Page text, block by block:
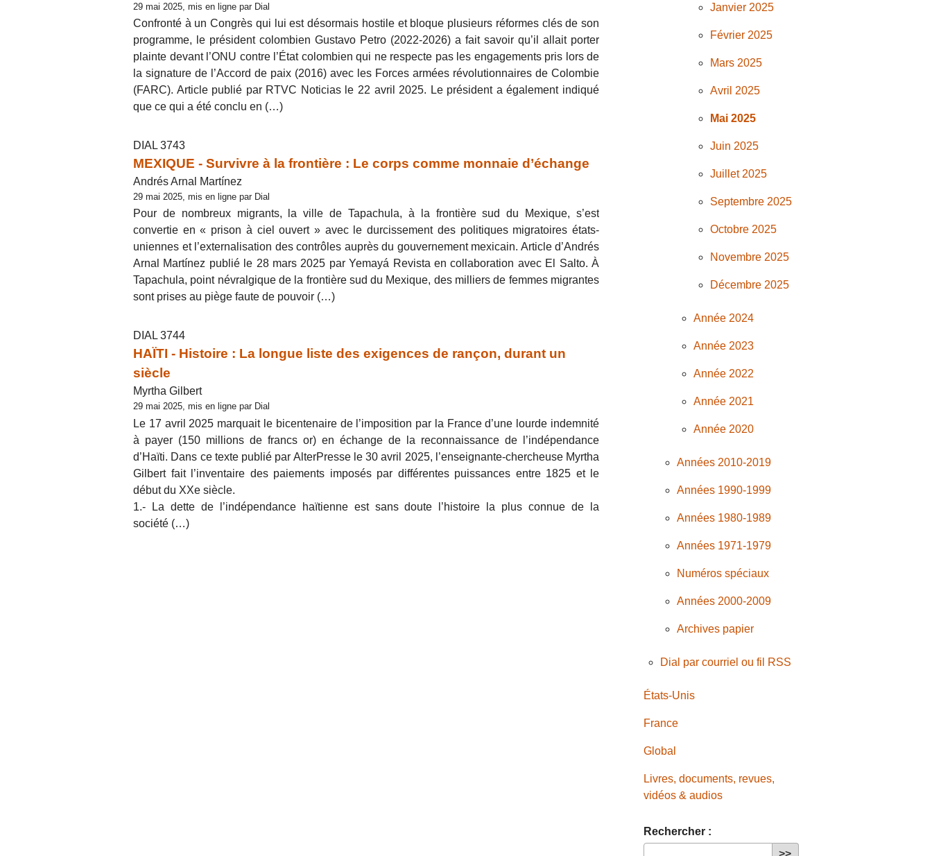
29 mai 2025, mis en ligne par Dial
Confronté à un Congrès qui lui est désormais hostile et bloque plusieurs réformes clés de son
programme, le président colombien Gustavo Petro (2022-2026) a fait savoir qu’il allait porter
plainte devant l’ONU contre l’État colombien qui ne respecte pas les engagements pris lors de
la signature de l’Accord de paix (2016) avec les Forces armées révolutionnaires de Colombie
(FARC). Article publié par RTVC Noticias le 22 avril 2025. Le président a également indiqué
que ce qui a été conclu en (…)
DIAL 3743
MEXIQUE - Survivre à la frontière : Le corps comme monnaie d’échange
Andrés Arnal Martínez
29 mai 2025, mis en ligne par Dial
Pour de nombreux migrants, la ville de Tapachula, à la frontière sud du Mexique, s’est
convertie en « prison à ciel ouvert » avec le durcissement des politiques migratoires états-
uniennes et l’externalisation des contrôles auprès du gouvernement mexicain. Article d’Andrés
Arnal Martínez publié le 28 mars 2025 par Yemayá Revista en collaboration avec El Salto. À
Tapachula, point névralgique de la frontière sud du Mexique, des milliers de femmes migrantes
sont prises au piège faute de pouvoir (…)
DIAL 3744
HAÏTI - Histoire : La longue liste des exigences de rançon, durant un
siècle
Myrtha Gilbert
29 mai 2025, mis en ligne par Dial
Le 17 avril 2025 marquait le bicentenaire de l’imposition par la France d’une lourde indemnité
à payer (150 millions de francs or) en échange de la reconnaissance de l’indépendance
d’Haïti. Dans ce texte publié par AlterPresse le 30 avril 2025, l’enseignante-chercheuse Myrtha
Gilbert fait l’inventaire des paiements imposés par différentes puissances entre 1825 et le
début du XXe siècle.
1.- La dette de l’indépendance haïtienne est sans doute l’histoire la plus connue de la
société (…)
Janvier 2025
Février 2025
Mars 2025
Avril 2025
Mai 2025
Juin 2025
Juillet 2025
Septembre 2025
Octobre 2025
Novembre 2025
Décembre 2025
Année 2024
Année 2023
Année 2022
Année 2021
Année 2020
Années 2010-2019
Années 1990-1999
Années 1980-1989
Années 1971-1979
Numéros spéciaux
Années 2000-2009
Archives papier
Dial par courriel ou fil RSS
États-Unis
France
Global
Livres, documents, revues,
vidéos & audios
Rechercher :